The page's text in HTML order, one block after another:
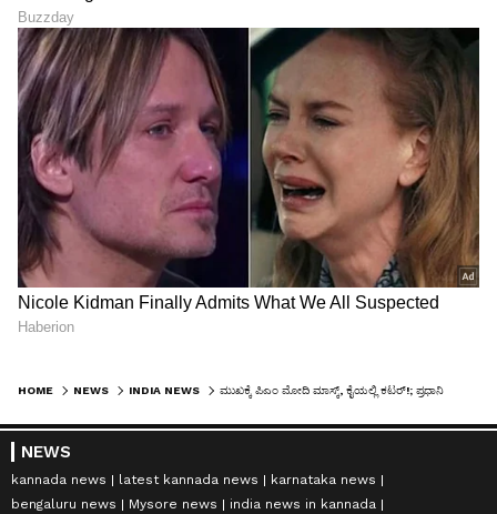
HOME NEWS INDIA NEWS
NEWS
kannada news latest kannada news
karnataka news
bengaluru news
Mysore news
india news in kannada